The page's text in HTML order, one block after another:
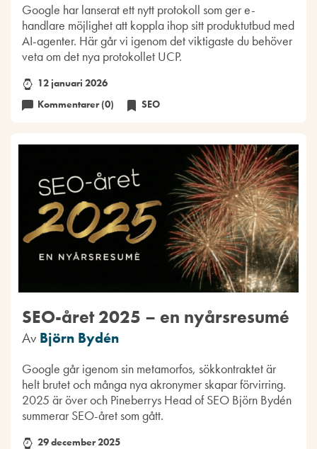
Google har lanserat ett nytt protokoll som ger e-
handlare möjlighet att koppla ihop sitt produktutbud med
AI-agenter. Här går vi igenom det viktigaste du behöver
veta om det nya protokollet UCP.
12 januari 2026
Kommentarer (0)
SEO
SEO-året 2025 – en nyårsresumé
Av Björn Bydén
Google går igenom sin metamorfos, sökkontraktet är
helt brutet och många nya akronymer skapar förvirring.
2025 är över och Pineberrys Head of SEO Björn Bydén
summerar SEO-året som gått.
29 december 2025